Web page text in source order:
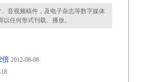
音视频稿件，及电子杂志等数字媒体
任何形式刊载、播放。
倍 2012-08-08